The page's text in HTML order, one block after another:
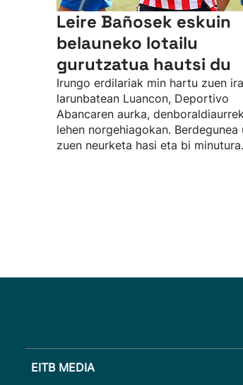
Leire Bañosek eskuin
belauneko lotailu
gurutzatua hautsi du
Irungo erdilariak min hartu zuen
larunbatean Luancon, Deportivo
Abancaren aurka,
lehen norgehiagokan. Berdegunea
zuen neurketa hasi eta bi minutura.
EITB MEDIA